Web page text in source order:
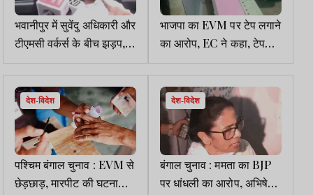
भवानीपुर में सुवेंदु अधिकारी और
टीएमसी वर्कर्स के बीच झड़प,
उत्तर 24 परगना में मतदाताओं
का आरोप, मुख्यमंत्री ने
धमकाया
भाजपा का EVM पर टेप लगाने
का आरोप, EC ने कहा, टेपवाले
बूथों पर पुनर्मतदान करायेंगे,
बोले सुवेंदु, यह TMC
technique
देश-विदेश
पश्चिम बंगाल चुनाव : EVM से
छेड़छाड़, मारपीट की घटनाओं
देश-विदेश
बंगाल चुनाव : ममता का BJP
पर धांधली का आरोप, अभिषेक